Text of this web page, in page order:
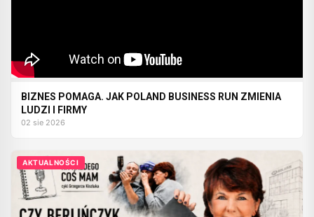
BIZNES POMAGA. JAK POLAND BUSINESS RUN ZMIENIA
LUDZI I FIRMY
02 sie 2026
AKTUALNOŚCI